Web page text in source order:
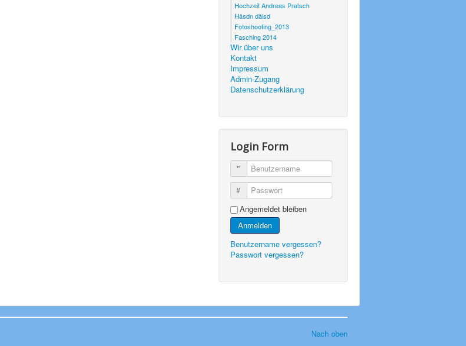
Hochzeit Andreas Pratsch
Häsdn däisd
Fotoshooting_2013
Fasching 2014
Wir über uns
Kontakt
Impressum
Admin-Zugang
Datenschutzerklärung
Login Form
Benutzername
Passwort
Angemeldet bleiben
Anmelden
Benutzername vergessen?
Passwort vergessen?
Nach oben